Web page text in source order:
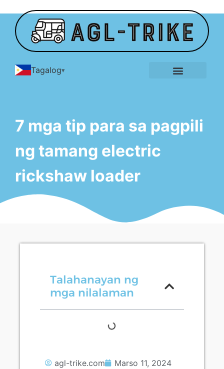
Tagalog
7 mga tip para sa pagpili
ng tamang electric
rickshaw loader
Talahanayan ng
mga nilalaman
agl-trike.com Marso 11, 2024